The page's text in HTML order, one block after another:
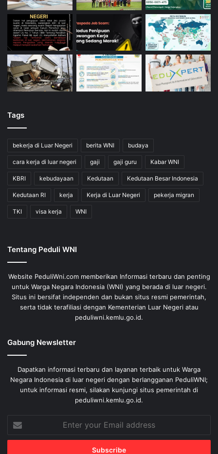
Tags
bekerja di Luar Negeri berita WNI budaya
cara kerja di luar negeri gaji gaji guru Kabar WNI
KBRI kebudayaan Kedutaan Kedutaan Besar Indonesia
Kedutaan RI kerja Kerja di Luar Negeri pekerja migran
TKI visa kerja WNI
Tentang Peduli WNI
Website PeduliWni.com memberikan Informasi terbaru dan penting
untuk Warga Negara Indonesia (WNI) yang berada di luar negeri.
Situs ini bersifat independen dan bukan situs resmi pemerintah,
serta tidak terafiliasi dengan Kementerian Luar Negeri atau
peduliwni.kemlu.go.id.
Gabung Newsletter
Dapatkan informasi terbaru dan layanan terbaik untuk Warga
Negara Indonesia di luar negeri dengan berlangganan PeduliWNI;
untuk informasi resmi, silakan kunjungi situs pemerintah di
peduliwni.kemlu.go.id.
your
Email